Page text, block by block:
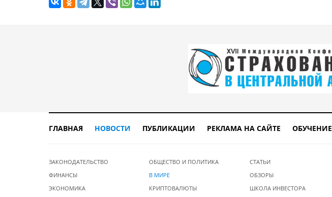
ГЛАВНАЯ НОВОСТИ ПУБЛИКАЦИИ РЕКЛАМА НА САЙТЕ ОБУЧЕНИЕ
ЗАКОНОДАТЕЛЬСТВО
ФИНАНСЫ
ЭКОНОМИКА
ОБЩЕСТВО И ПОЛИТИКА
В МИРЕ
КРИПТОВАЛЮТЫ
СТАТЬИ
ОБЗОРЫ
ШКОЛА ИНВЕСТОРА